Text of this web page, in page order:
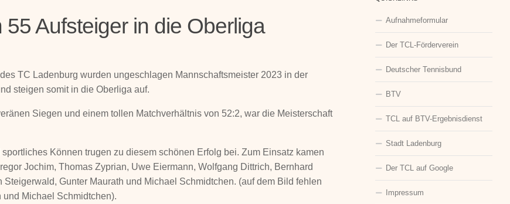
55 Aufsteiger in die Oberliga
TC Ladenburg wurden ungeschlagen Mannschaftsmeister 2023 in der
steigen somit in die Oberliga auf.
Siegen und einem tollen Matchverhältnis von 52:2, war die Meisterschaft
sportliches Können trugen zu diesem schönen Erfolg bei. Zum Einsatz kamen
Jochim, Thomas Zyprian, Uwe Eiermann, Wolfgang Dittrich, Bernhard
Steigerwald, Gunter Maurath und Michael Schmidtchen. (auf dem Bild fehlen
und Michael Schmidtchen).
Aufnahmeformular
Der TCL-Förderverein
Deutscher Tennisbund
BTV
TCL auf BTV-Ergebnisdienst
Stadt Ladenburg
Der TCL auf Google
Impressum